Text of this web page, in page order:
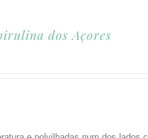
dos Açores